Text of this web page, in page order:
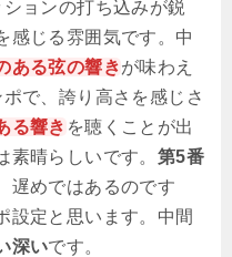
ョンの打ち込みが鋭
感じる雰囲気です。中
ある弦の響きが味わえ
で、誇り高さを感じさ
る響き を聴くことが出
晴らしいです。 第5番
遅めではあるのです
設定と思います。中間
深いです。